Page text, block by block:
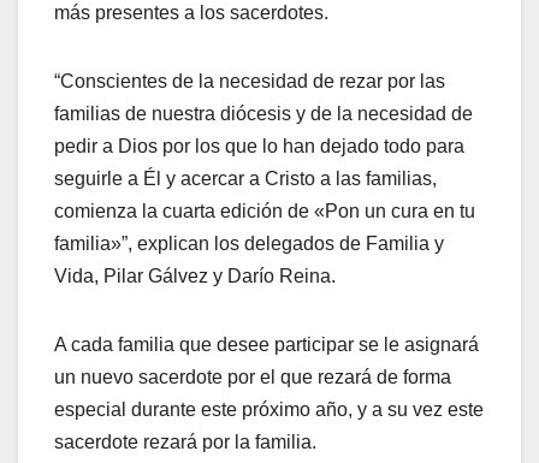
más presentes a los sacerdotes.
“Conscientes de la necesidad de rezar por las
familias de nuestra diócesis y de la necesidad de
pedir a Dios por los que lo han dejado todo para
seguirle a Él y acercar a Cristo a las familias,
comienza la cuarta edición de «Pon un cura en tu
familia»”, explican los delegados de Familia y
Vida, Pilar Gálvez y Darío Reina.
A cada familia que desee participar se le asignará
un nuevo sacerdote por el que rezará de forma
especial durante este próximo año, y a su vez este
sacerdote rezará por la familia.